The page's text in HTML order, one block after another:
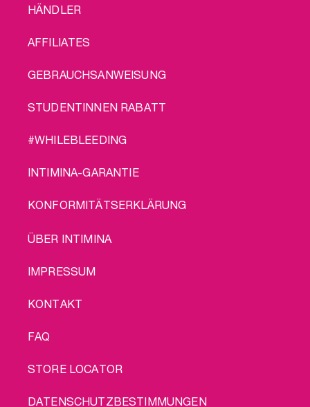
FOOTER
HÄNDLER
AFFILIATES
GEBRAUCHSANWEISUNG
STUDENTINNEN RABATT
#WHILEBLEEDING
INTIMINA-GARANTIE
KONFORMITÄTSERKLÄRUNG
LEGAL
ÜBER INTIMINA
IMPRESSUM
KONTAKT
FAQ
STORE LOCATOR
DATENSCHUTZBESTIMMUNGEN